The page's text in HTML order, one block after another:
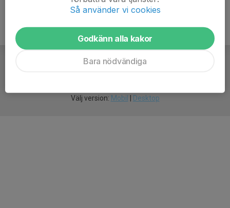
Välj version: Mobil Desktop
Så använder vi cookies
Godkänn alla kakor
Bara nödvändiga